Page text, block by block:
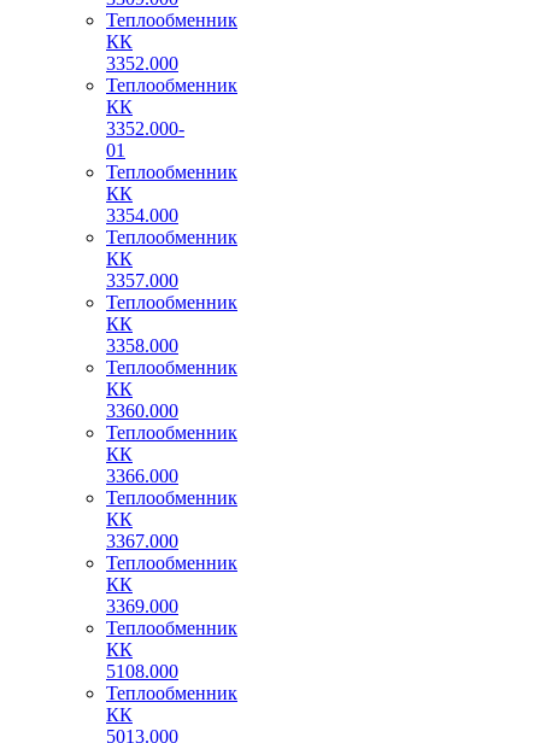
Теплообменник
КК
3352.000
Теплообменник
КК
3352.000-
01
Теплообменник
КК
3354.000
Теплообменник
КК
3357.000
Теплообменник
КК
3358.000
Теплообменник
КК
3360.000
Теплообменник
КК
3366.000
Теплообменник
КК
3367.000
Теплообменник
КК
3369.000
Теплообменник
КК
5108.000
Теплообменник
КК
5013.000